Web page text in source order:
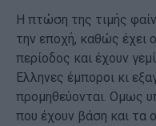
Η πτώση της τιμής
την εποχή, καθώς έχει
περίοδος και έχουν
Ελληνες έμποροι κι
προμηθεύονται. Ομως
που έχουν βάση και τα